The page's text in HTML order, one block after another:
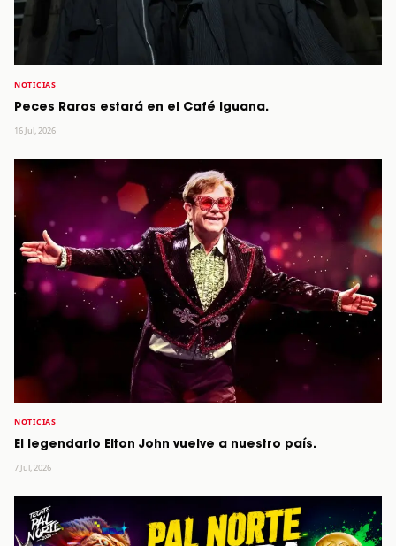
NOTICIAS
Peces Raros estará en el Café Iguana.
16 Jul, 2026
NOTICIAS
El legendario Elton John vuelve a nuestro país.
7 Jul, 2026